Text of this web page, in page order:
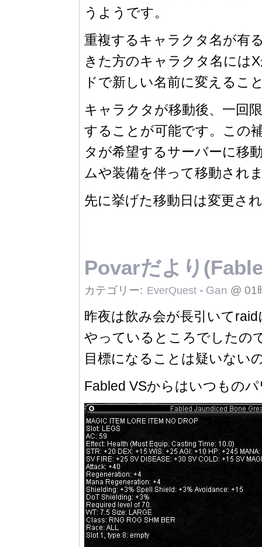
うようです。
重複するキャラクタ名が有
きた方のキャラクタ名には
ドで新しい名前に変えるこ
キャラクタが移動後、一回
することが可能です。この
タが希望するサーバーに移
ムや装備を伴って移動され
先に挙げた移動日は変更さ
Povarだより
カテゴリー: EverQuest - Gan @ 01
昨夜は飲み会が長引いて
やっているところでしたの
目標になることは疑いない
Fabled VSからはいつもの